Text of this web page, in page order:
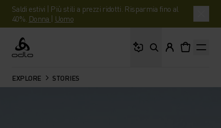
Saldi estivi | Più stili a prezzi ridotti. Risparmia fino al
40%. Donna | Uomo
Odlo
EXPLORE STORIES